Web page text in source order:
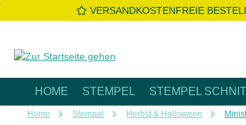
Hauptinhalt springen
Zur Suche springen
Zur Hauptnavigation springenVERSANDKOSTENFREIE
HOME STEMPEL STEMPEL
Home Stempel Herbst & Halloween